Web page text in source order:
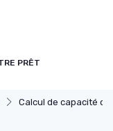
PRÊT
Calcul de capacité